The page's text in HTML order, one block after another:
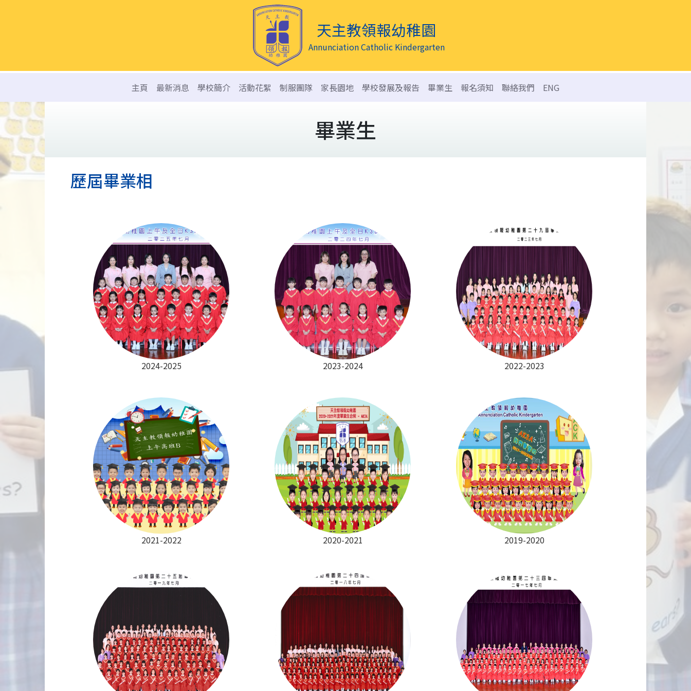
天主教領報幼稚園
Annunciation Catholic Kindergarten
主頁 最新消息 學校簡介 活動花絮 制服團隊 家長園地 學校發展及報告 畢業生 報名須知 聯絡我們 ENG
畢業生
歷屆畢業相
2024-2025 2023-2024 2022-2023
2021-2022 2020-2021 2019-2020